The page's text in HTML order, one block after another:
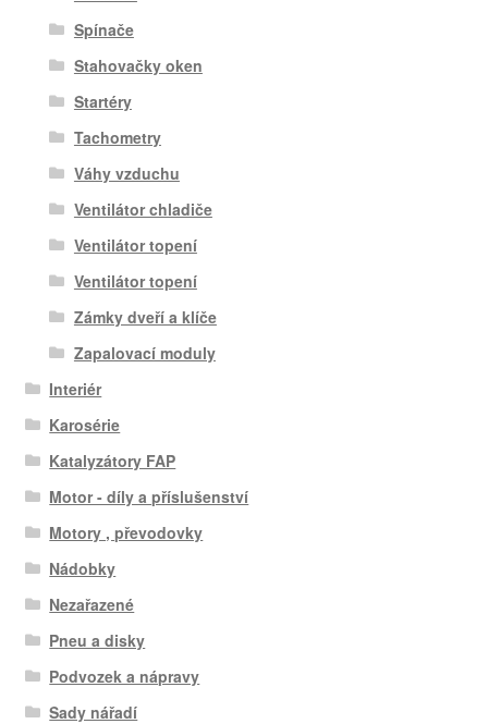
Spínače
Stahovačky oken
Startéry
Tachometry
Váhy vzduchu
Ventilátor chladiče
Ventilátor topení
Ventilátor topení
Zámky dveří a klíče
Zapalovací moduly
Interiér
Karosérie
Katalyzátory FAP
Motor - díly a příslušenství
Motory , převodovky
Nádobky
Nezařazené
Pneu a disky
Podvozek a nápravy
Sady nářadí